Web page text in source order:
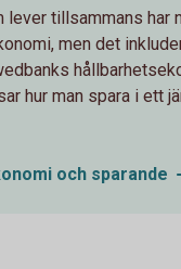
lever tillsammans har
men det
hur man spara i ett
och sparande